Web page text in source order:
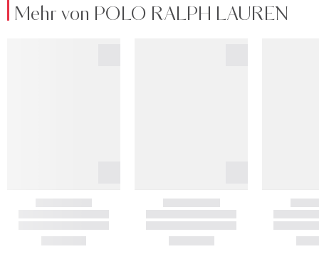
Mehr von POLO RALPH LAUREN